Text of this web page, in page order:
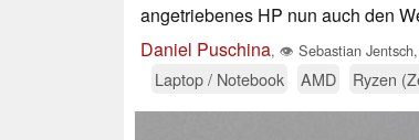
angetriebenes HP nun auch den
Daniel Puschina, 👁 Sebastian Jentsch,
Laptop / Notebook AMD Ryzen